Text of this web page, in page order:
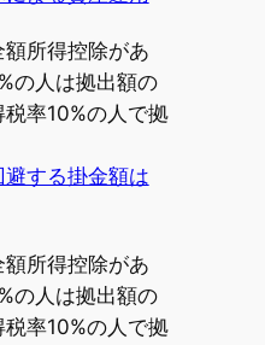
所得控除があ
の人は拠出額の
率10%の人で拠
する掛金額は
所得控除があ
の人は拠出額の
率10%の人で拠